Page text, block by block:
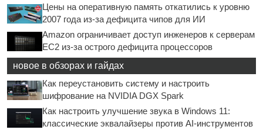
Цены на оперативную память откатились к уровню
2007 года из-за дефицита чипов для ИИ
Amazon ограничивает доступ инженеров к серверам
EC2 из-за острого дефицита процессоров
новое в обзорах и гайдах
Как переустановить систему и настроить
шифрование на NVIDIA DGX Spark
Как настроить улучшение звука в Windows 11:
классические эквалайзеры против AI-инструментов